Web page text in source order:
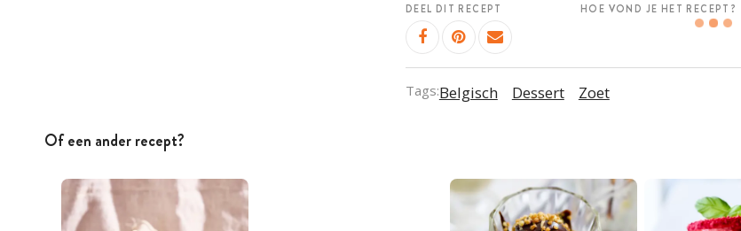
DEEL DIT RECEPT HOE VOND JE HET RECEPT?
Tags:Belgisch Dessert Zoet
Of een ander recept?